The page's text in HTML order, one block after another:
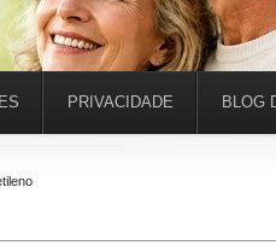
PRIVACIDADE BLOG